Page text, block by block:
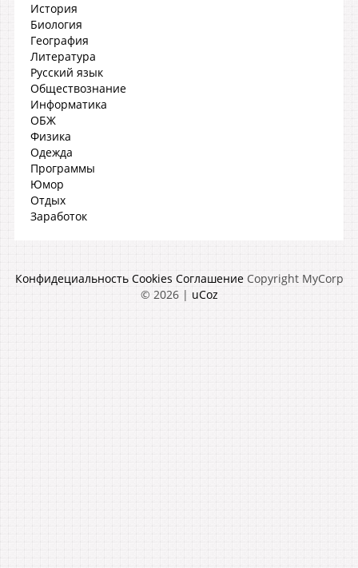
История
Биология
География
Литература
Русский язык
Обществознание
Информатика
ОБЖ
Физика
Одежда
Программы
Юмор
Отдых
Заработок
Конфидециальность Cookies Соглашение Copyright MyCorp
© 2026| uCoz